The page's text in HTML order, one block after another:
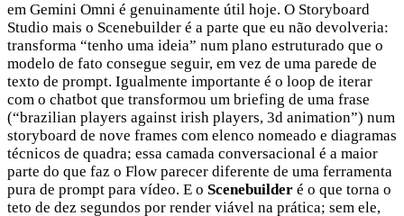
em Gemini Omni é genuinamente útil hoje. O Storyboard
Studio mais o Scenebuilder é a parte que eu não devolveria:
transforma “tenho uma ideia” num plano estruturado que o
modelo de fato consegue seguir, em vez de uma parede de
texto de prompt. Igualmente importante é o loop de iterar
com o chatbot que transformou um briefing de uma frase
(“brazilian players against irish players, 3d animation”) num
storyboard de nove frames com elenco nomeado e diagramas
técnicos de quadra; essa camada conversacional é a maior
parte do que faz o Flow parecer diferente de uma ferramenta
pura de prompt para vídeo. E o Scenebuilder é o que torna o
teto de dez segundos por render viável na prática; sem ele,